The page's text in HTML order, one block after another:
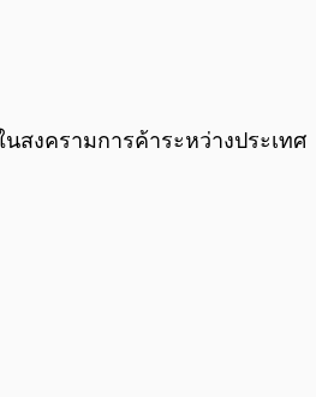
สงครามการค้าระหว่างประเทศ